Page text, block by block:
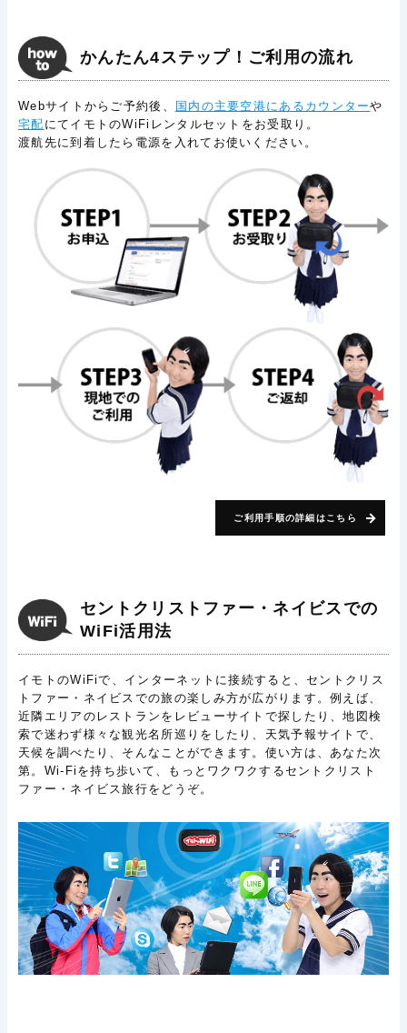
かんたん4ステップ！ご利用の流れ
Webサイトからご予約後、 国内の主要空港にあるカウンターや
宅配 にてイモトのWiFiレンタルセットをお受取り。
渡航先に到着したら電源を入れてお使いください。
ご利用手順の詳細はこちら
セントクリストファー・ネイビスでの
WiFi活用法
イモトのWiFiで、インターネットに接続すると、セントクリス
トファー・ネイビスでの旅の楽しみ方が広がります。例えば、
近隣エリアのレストランをレビューサイトで探したり、地図検
索で迷わず様々な観光名所巡りをしたり、天気予報サイトで、
天候を調べたり、そんなことができます。使い方は、あなた次
第。Wi-Fiを持ち歩いて、もっとワクワクするセントクリスト
ファー・ネイビス旅行をどうぞ。